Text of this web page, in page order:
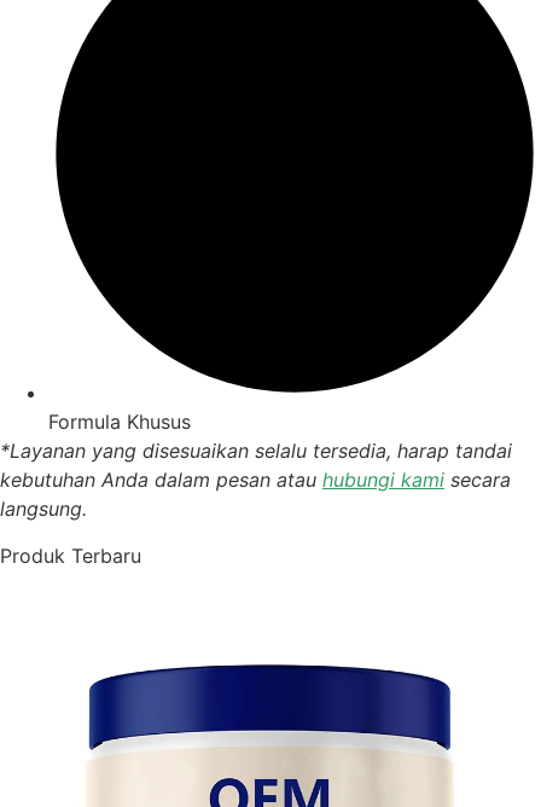
Formula Khusus
*Layanan yang disesuaikan selalu tersedia, harap tandai
kebutuhan Anda dalam pesan atau hubungi kami secara
langsung.
Produk Terbaru